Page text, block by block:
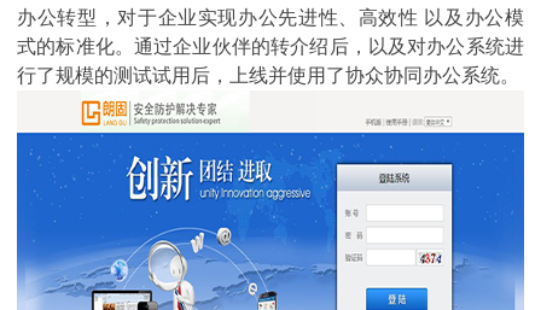
办公转型，对于企业实现办公先进性、高效性 以及办公模
式的标准化。通过企业伙伴的转介绍后，以及对办公系统进
行了规模的测试试用后，上线并使用了协众协同办公系统。